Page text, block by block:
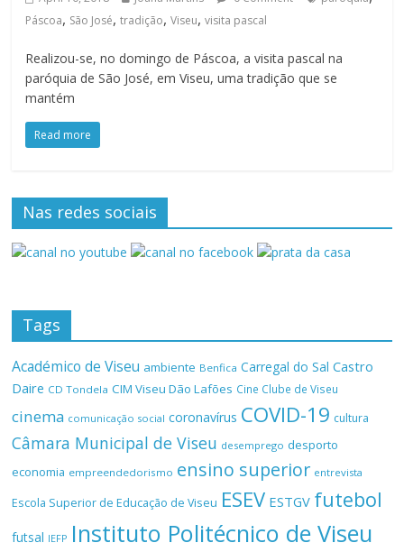
Páscoa, São José,tradição,Viseu,visita pascal
Realizou-se, no domingo de Páscoa, a visita pascal na
paróquia de São José, em Viseu, uma tradição que se
mantém
Read more
Nas redes sociais
Tags
Académico de Viseu ambiente Benfica Carregal do Sal Castro
Daire CD Tondela CIM Viseu Dão Lafões Cine Clube de Viseu
cinema comunicação social coronavírus COVID-19 cultura
Câmara Municipal de Viseu desemprego desporto
economia empreendedorismo ensino superior entrevista
Escola Superior de Educação de Viseu ESEV ESTGV futebol
futsal IEFP Instituto Politécnico de Viseu